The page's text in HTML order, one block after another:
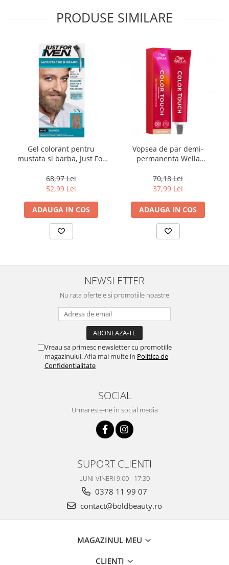
PRODUSE SIMILARE
Gel colorant pentru
mustata si barba, Just For
Color Gel, 28 g
68,97 Lei
52,99 Lei
ADAUGA IN COS
Vopsea de par demi-
permanenta Wella
Cherry 10/0, 60 ml
70,18 Lei
37,99 Lei
ADAUGA IN COS
NEWSLETTER
Nu rata ofertele si promotiile noastre
Vreau sa primesc newsletter cu promotiile
magazinului. Afla mai multe in Politica de
Confidentialitate
SOCIAL
Urmareste-ne in social media
SUPORT CLIENTI
LUNI-VINERI 9:00 - 17:30
0378 11 99 07
contact@boldbeauty.ro
MAGAZINUL MEU
CLIENTI